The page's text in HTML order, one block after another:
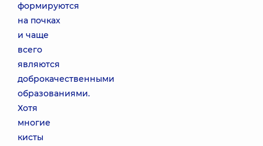
формируются
на почках
и чаще
всего
являются
доброкачественными
образованиями.
Хотя
многие
кисты